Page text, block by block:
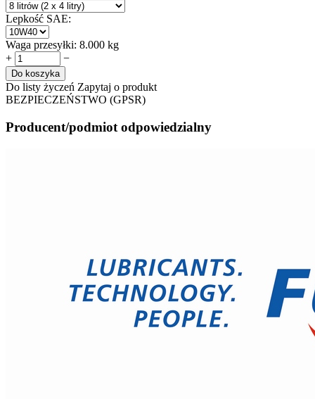
Lepkość SAE:
Waga przesyłki: 8.000 kg
+
−
Do koszyka
Do listy życzeń Zapytaj o produkt
BEZPIECZEŃSTWO (GPSR)
Producent/podmiot odpowiedzialny